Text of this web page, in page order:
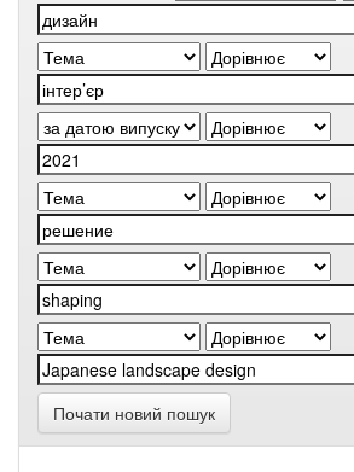
Почати новий пошук